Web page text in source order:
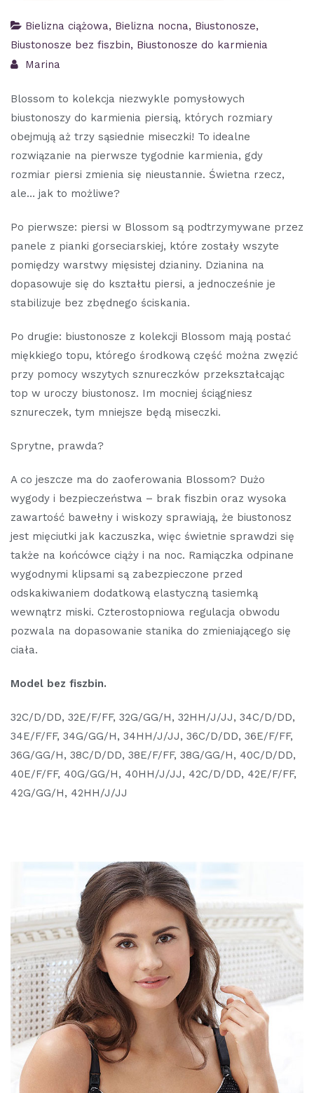
Bielizna ciążowa, Bielizna nocna, Biustonosze,
Biustonosze bez fiszbin, Biustonosze do karmienia
Marina
Blossom to kolekcja niezwykle pomysłowych
biustonoszy do karmienia piersią, których rozmiary
obejmują aż trzy sąsiednie miseczki! To idealne
rozwiązanie na pierwsze tygodnie karmienia, gdy
rozmiar piersi zmienia się nieustannie. Świetna rzecz,
ale… jak to możliwe?
Po pierwsze: piersi w Blossom są podtrzymywane przez
panele z pianki gorseciarskiej, które zostały wszyte
pomiędzy warstwy mięsistej dzianiny. Dzianina na
dopasowuje się do kształtu piersi, a jednocześnie je
stabilizuje bez zbędnego ściskania.
Po drugie: biustonosze z kolekcji Blossom mają postać
miękkiego topu, którego środkową część można zwęzić
przy pomocy wszytych sznureczków przekształcając
top w uroczy biustonosz. Im mocniej ściągniesz
sznureczek, tym mniejsze będą miseczki.
Sprytne, prawda?
A co jeszcze ma do zaoferowania Blossom? Dużo
wygody i bezpieczeństwa – brak fiszbin oraz wysoka
zawartość bawełny i wiskozy sprawiają, że biustonosz
jest mięciutki jak kaczuszka, więc świetnie sprawdzi się
także na końcówce ciąży i na noc. Ramiączka odpinane
wygodnymi klipsami są zabezpieczone przed
odskakiwaniem dodatkową elastyczną tasiemką
wewnątrz miski. Czterostopniowa regulacja obwodu
pozwala na dopasowanie stanika do zmieniającego się
ciała.
Model bez fiszbin.
32C/D/DD, 32E/F/FF, 32G/GG/H, 32HH/J/JJ, 34C/D/DD,
34E/F/FF, 34G/GG/H, 34HH/J/JJ, 36C/D/DD, 36E/F/FF,
36G/GG/H, 38C/D/DD, 38E/F/FF, 38G/GG/H, 40C/D/DD,
40E/F/FF, 40G/GG/H, 40HH/J/JJ, 42C/D/DD, 42E/F/FF,
42G/GG/H, 42HH/J/JJ